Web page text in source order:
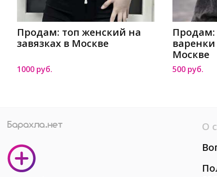
Продам: топ женский на
завязках в Москве
1000 руб.
Продам:
варенки
Москве
500 руб.
О